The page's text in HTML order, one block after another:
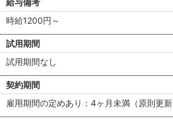
給与備考
時給1200円～
試用期間
試用期間なし
契約期間
雇用期間の定めあり：4ヶ月未満（原則更新